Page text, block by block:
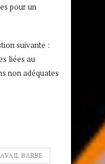
pour un
suivante :
liées au
non adéquates
BARBE